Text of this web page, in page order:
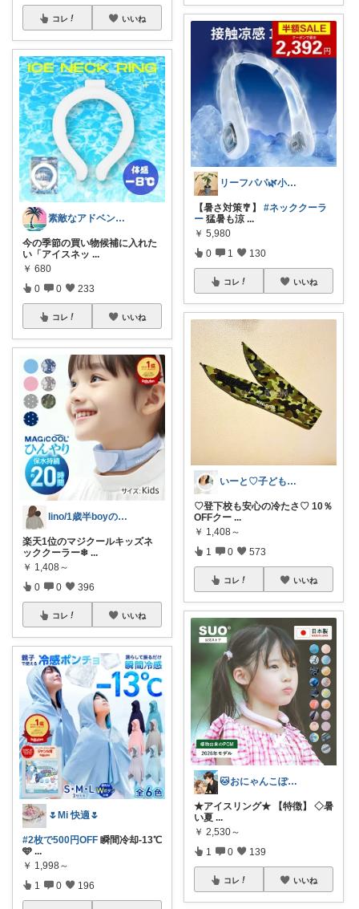
コレ いいね
素敵なアドベンチャー🌿
今の季節の買い物候補に入れた
い「アイスネッ ...
￥ 680
0 0 233
コレ いいね
lino/1歳半boyのママ
楽天1位のマジクールキッズネ
ッククーラー❄ ...
￥ 1,408～
0 0 396
コレ いいね
🌷Mi 快適🌷
#2枚で500円OFF 瞬間冷却-13℃
🩵 ...
￥ 1,998～
1 0 196
リーフパパ🌿小学2年生女の子のパパ
【暑さ対策🎐】 #ネッククーラ
ー 猛暑も涼 ...
￥ 5,980
0 1 130
コレ いいね
いーと♡子ども日用品/スイーツギフト/猫
♡登下校も安心の冷たさ♡ 10％
OFFクー ...
￥ 1,408～
1 0 573
コレ いいね
🐱おにゃんこぽん＊パパ・子育て・日常
★アイスリング★ 【特徴】 ◇暑
い夏 ...
￥ 2,530～
1 0 139
コレ いいね